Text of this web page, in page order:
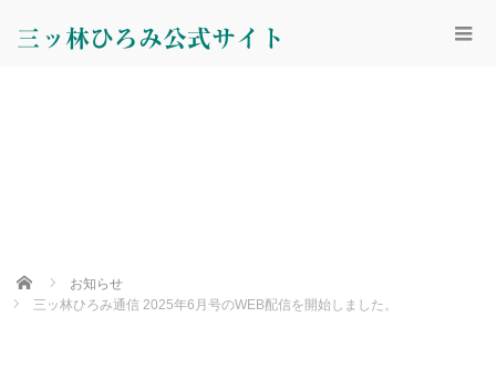
三ッ林ひろみ公式サイト
Home
お知らせ
三ッ林ひろみ通信 2025年6月号のWEB配信を開始しました。